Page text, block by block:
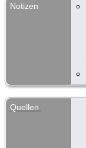
Notizen
Quellen